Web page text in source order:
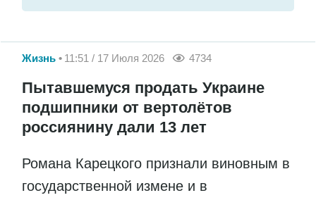
Жизнь 11:51 / 17 Июля 2026 4734
Пытавшемуся продать Украине
подшипники от вертолётов
россиянину дали 13 лет
Романа Карецкого признали виновным в
государственной измене и в